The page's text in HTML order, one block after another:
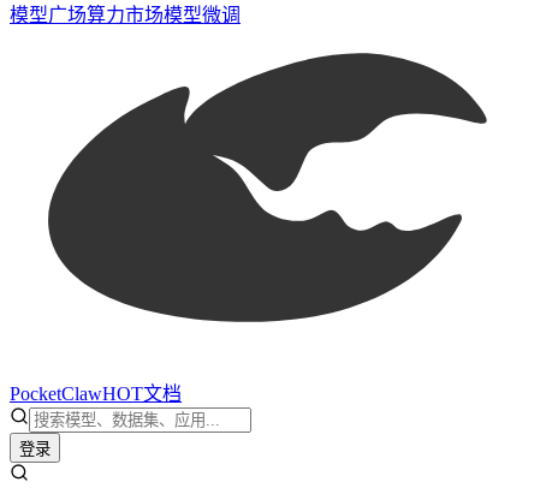
模型广场算力市场模型微调
PocketClawHOT文档
登录